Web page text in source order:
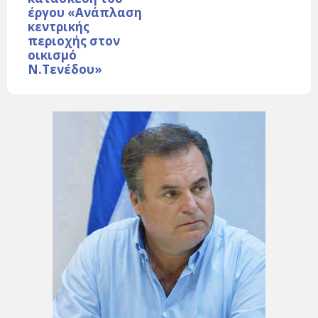
έργου «Ανάπλαση
κεντρικής
περιοχής στον
οικισμό
Ν.Τενέδου»